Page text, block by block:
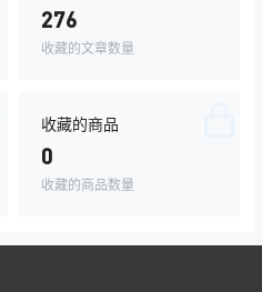
276
收藏的文章数量
收藏的商品
0
收藏的商品数量